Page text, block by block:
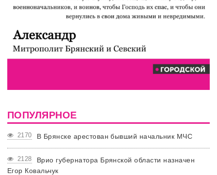
ПОПУЛЯРНОЕ
2170 В Брянске арестован бывший начальник МЧС
2128
Врио губернатора Брянской области назначен
Егор Ковальчук